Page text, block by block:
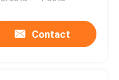
Contact